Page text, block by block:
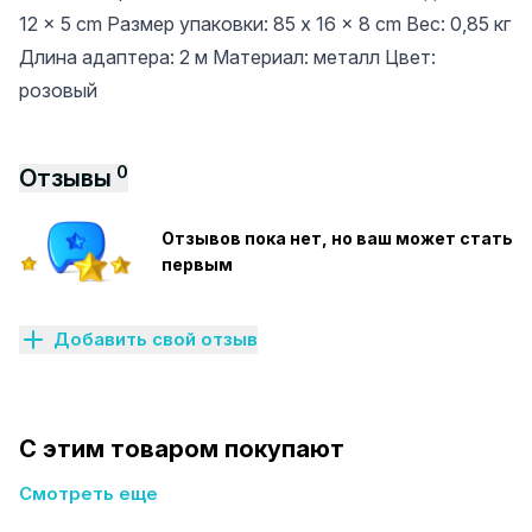
12 x 5 cm Размер упаковки: 85 x 16 x 8 cm Вес: 0,85 кг
Длина адаптера: 2 м Материал: металл Цвет:
розовый
Отзывы 0
Отзывов пока нет, но ваш может стать
первым
Добавить свой отзыв
С этим товаром покупают
Смотреть еще